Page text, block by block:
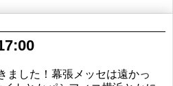
ました！幕張メッセは遠かっ